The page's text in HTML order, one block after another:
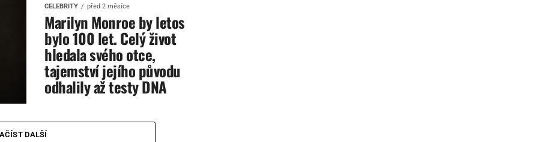
CELEBRITY před 2 měsíce
Marilyn Monroe by letos
bylo 100 let. Celý život
hledala svého otce,
tajemství jejího původu
odhalily až testy DNA
DALŠÍ